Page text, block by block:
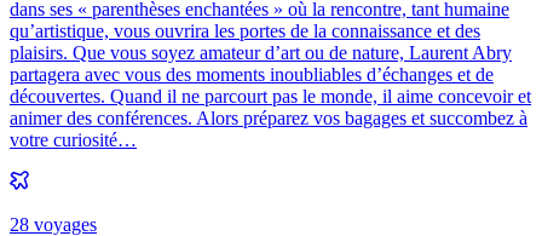
dans ses « parenthèses enchantées » où la rencontre, tant humaine
qu’artistique, vous ouvrira les portes de la connaissance et des
plaisirs. Que vous soyez amateur d’art ou de nature, Laurent Abry
partagera avec vous des moments inoubliables d’échanges et de
découvertes. Quand il ne parcourt pas le monde, il aime concevoir et
animer des conférences. Alors préparez vos bagages et succombez à
votre curiosité…
28 voyages